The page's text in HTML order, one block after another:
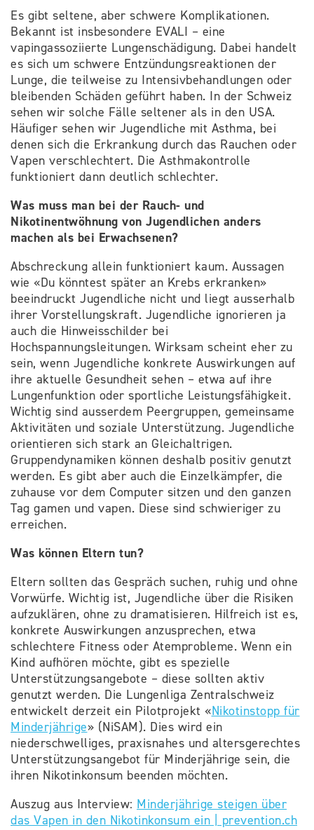
Es gibt seltene, aber schwere Komplikationen.
Bekannt ist insbesondere EVALI – eine
vapingassoziierte Lungenschädigung. Dabei handelt
es sich um schwere Entzündungsreaktionen der
Lunge, die teilweise zu Intensivbehandlungen oder
bleibenden Schäden geführt haben. In der Schweiz
sehen wir solche Fälle seltener als in den USA.
Häufiger sehen wir Jugendliche mit Asthma, bei
denen sich die Erkrankung durch das Rauchen oder
Vapen verschlechtert. Die Asthmakontrolle
funktioniert dann deutlich schlechter.
Was muss man bei der Rauch- und
Nikotinentwöhnung von Jugendlichen anders
machen als bei Erwachsenen?
Abschreckung allein funktioniert kaum. Aussagen
wie «Du könntest später an Krebs erkranken»
beeindruckt Jugendliche nicht und liegt ausserhalb
ihrer Vorstellungskraft. Jugendliche ignorieren ja
auch die Hinweisschilder bei
Hochspannungsleitungen. Wirksam scheint eher zu
sein, wenn Jugendliche konkrete Auswirkungen auf
ihre aktuelle Gesundheit sehen – etwa auf ihre
Lungenfunktion oder sportliche Leistungsfähigkeit.
Wichtig sind ausserdem Peergruppen, gemeinsame
Aktivitäten und soziale Unterstützung. Jugendliche
orientieren sich stark an Gleichaltrigen.
Gruppendynamiken können deshalb positiv genutzt
werden. Es gibt aber auch die Einzelkämpfer, die
zuhause vor dem Computer sitzen und den ganzen
Tag gamen und vapen. Diese sind schwieriger zu
erreichen.
Was können Eltern tun?
Eltern sollten das Gespräch suchen, ruhig und ohne
Vorwürfe. Wichtig ist, Jugendliche über die Risiken
aufzuklären, ohne zu dramatisieren. Hilfreich ist es,
konkrete Auswirkungen anzusprechen, etwa
schlechtere Fitness oder Atemprobleme. Wenn ein
Kind aufhören möchte, gibt es spezielle
Unterstützungsangebote – diese sollten aktiv
genutzt werden. Die Lungenliga Zentralschweiz
entwickelt derzeit ein Pilotprojekt «Nikotinstopp für
Minderjährige» (NiSAM). Dies wird ein
niederschwelliges, praxisnahes und altersgerechtes
Unterstützungsangebot für Minderjährige sein, die
ihren Nikotinkonsum beenden möchten.
Auszug aus Interview: Minderjährige steigen über
das Vapen in den Nikotinkonsum ein | prevention.ch